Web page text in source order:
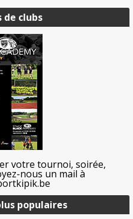
clubs
votre tournoi, soirée,
nous un mail à
populaires